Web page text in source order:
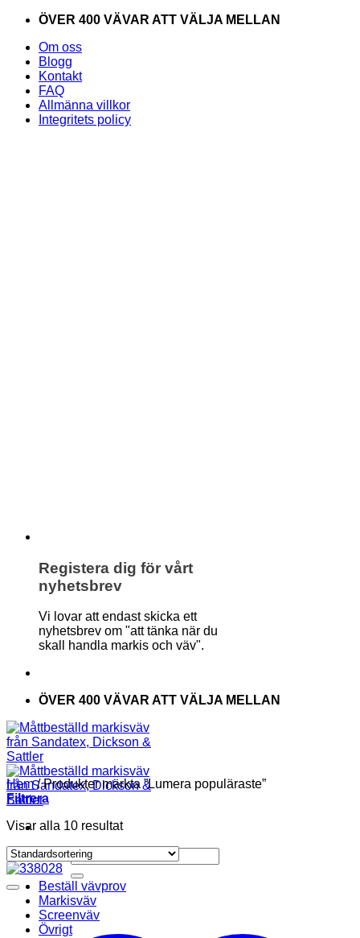
Skip
content
ÖVER 400 VÄVAR ATT VÄLJA MELLAN
Om oss
Blogg
Kontakt
FAQ
Allmänna villkor
Integritets policy
Registera dig för vårt
nyhetsbrev
Vi lovar att endast skicka ett
nyhetsbrev om "att tänka när du
skall handla markis och väv".
ÖVER 400 VÄVAR ATT VÄLJA MELLAN
Sök
efter:
Beställ vävprov
Markisväv
Screenväv
Övrigt
Hem /Produkter märkta ”Lumera populäraste”
Filtrera
Visar alla 10 resultat